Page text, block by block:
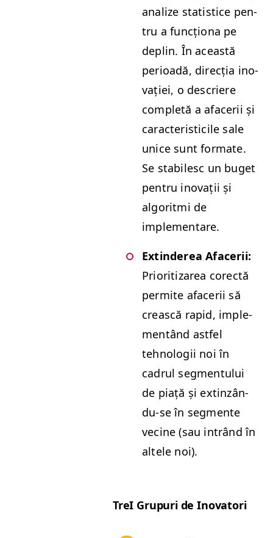
anal­ize sta­tis­tice pen­
tru a funcționa pe
deplin. În această
perioadă, direcția ino­
vației, o descriere
com­pletă a afac­erii și
car­ac­ter­is­ti­cile sale
unice sunt for­mate.
Se sta­bilesc un buget
pen­tru ino­vații și
algo­rit­mi de
implementare.
Extin­derea Afac­erii:
Pri­or­i­ti­zarea corec­tă
per­mite afac­erii să
crească rapid, imple­
men­tând ast­fel
tehnologii noi în
cadrul seg­men­tu­lui
de piață și extinzân­
du-se în seg­mente
vecine (sau intrând în
altele noi).
TreI Grupuri de Inovatori